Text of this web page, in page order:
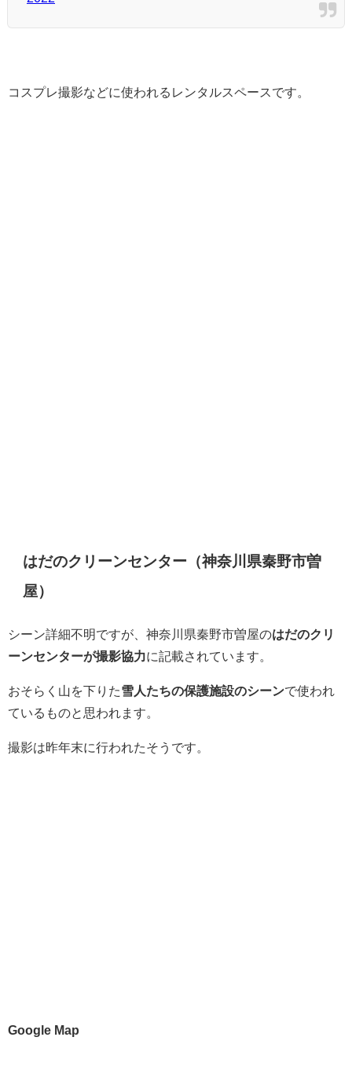
コスプレ撮影などに使われるレンタルスペースです。
はだのクリーンセンター（神奈川県秦野市曽
屋）
シーン詳細不明ですが、神奈川県秦野市曽屋のはだのクリ
ーンセンターが撮影協力に記載されています。
おそらく山を下りた雪人たちの保護施設のシーンで使われ
ているものと思われます。
撮影は昨年末に行われたそうです。
Google Map